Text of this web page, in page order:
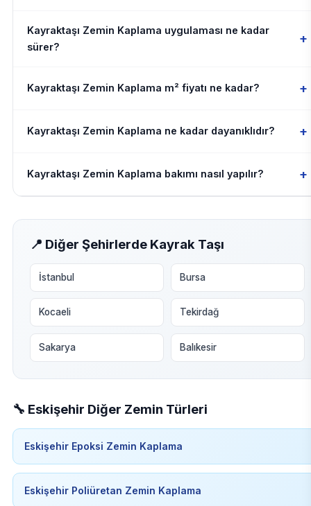
Kayraktaşı Zemin Kaplama uygulaması ne kadar
sürer?
+
Kayraktaşı Zemin Kaplama m² fiyatı ne kadar? +
Kayraktaşı Zemin Kaplama ne kadar dayanıklıdır? +
Kayraktaşı Zemin Kaplama bakımı nasıl yapılır? +
📍 Diğer Şehirlerde Kayrak Taşı
İstanbul Bursa
Kocaeli Tekirdağ
Sakarya Balıkesir
🔧 Eskişehir Diğer Zemin Türleri
Eskişehir Epoksi Zemin Kaplama
Eskişehir Poliüretan Zemin Kaplama